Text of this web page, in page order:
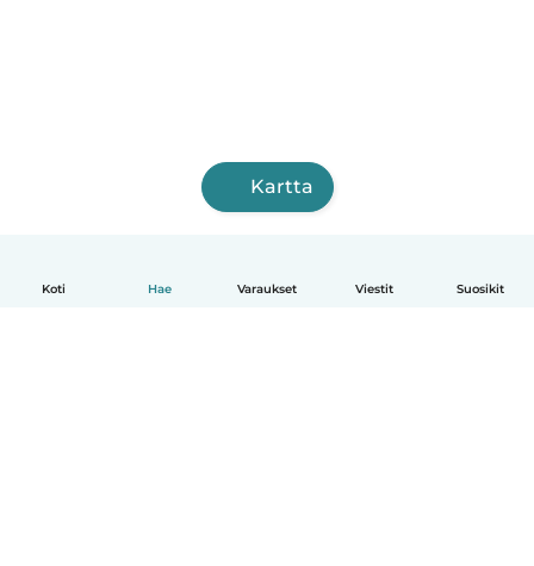
Koti Hae Varaukset Viestit Suosikit
Kartta